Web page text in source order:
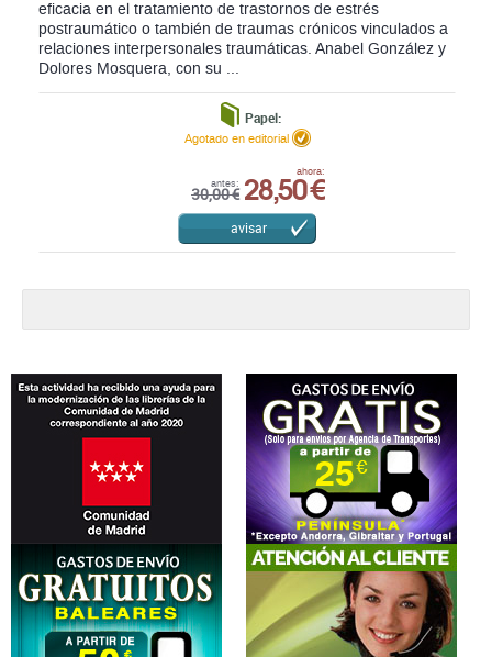
eficacia en el tratamiento de trastornos de estrés
postraumático o también de traumas crónicos vinculados a
relaciones interpersonales traumáticas. Anabel González y
Dolores Mosquera, con su ...
Papel:
antes:
30,00 €
ahora:
28,50 €
Agotado en editorial
avisar